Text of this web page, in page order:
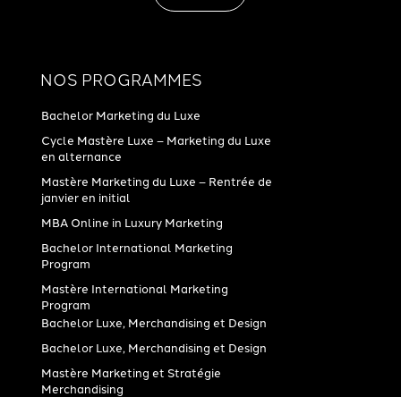
NOS PROGRAMMES
Bachelor Marketing du Luxe
Cycle Mastère Luxe – Marketing du Luxe
en alternance
Mastère Marketing du Luxe – Rentrée de
janvier en initial
MBA Online in Luxury Marketing
Bachelor International Marketing
Program
Mastère International Marketing
Program
Bachelor Luxe, Merchandising et Design
Bachelor Luxe, Merchandising et Design
Mastère Marketing et Stratégie
Merchandising